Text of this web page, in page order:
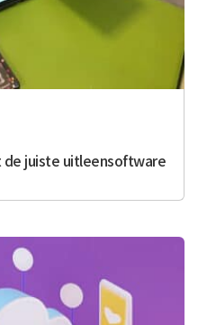
juiste uitleensoftware